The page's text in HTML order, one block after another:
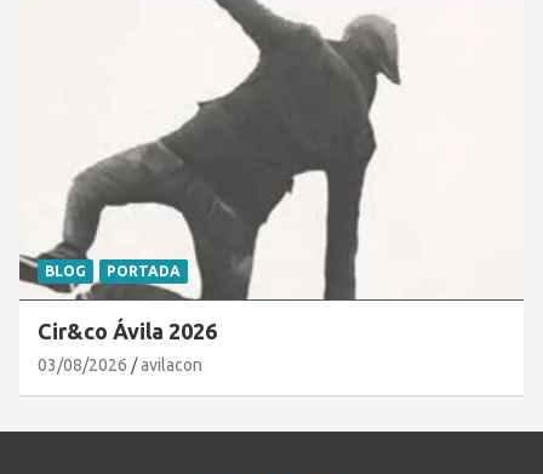
BLOG PORTADA
Cir&co Ávila 2026
03/08/2026 avilacon